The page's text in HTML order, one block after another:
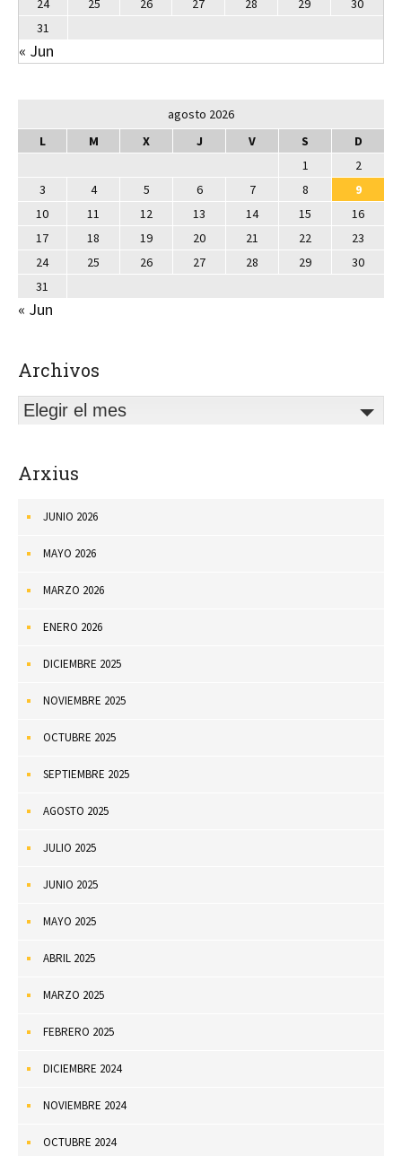
24 25 26 27 28 29
30
31
« Jun
agosto 2026
L
M X J V S
D
1
2
3
4 5 6 7 8
9
10
11 12 13 14 15
16
17
18 19 20 21 22
23
24
25 26 27 28 29
30
31
« Jun
Archivos
Elegir el mes
Arxius
JUNIO 2026
MAYO 2026
MARZO 2026
ENERO 2026
DICIEMBRE 2025
NOVIEMBRE 2025
OCTUBRE 2025
SEPTIEMBRE 2025
AGOSTO 2025
JULIO 2025
JUNIO 2025
MAYO 2025
ABRIL 2025
MARZO 2025
FEBRERO 2025
DICIEMBRE 2024
NOVIEMBRE 2024
OCTUBRE 2024